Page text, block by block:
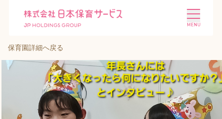
施設を探す 選ばれる理由
保育園詳細へ戻る